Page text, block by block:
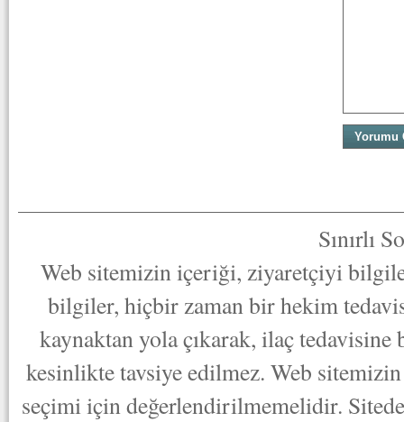
Sınırlı
Web sitemizin içeriği, ziyaretçiyi
bilgiler, hiçbir zaman bir hekim
kaynaktan yola çıkarak, ilaç
kesinlikte tavsiye edilmez. Web
seçimi için değerlendirilmemelidir.